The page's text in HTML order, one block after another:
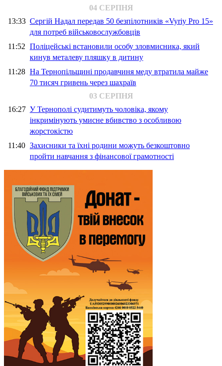
04 СЕРПНЯ
13:33 Сергій Надал передав 50 безпілотників «Vyriy Pro 15»
для потреб військовослужбовців
11:52 Поліцейські встановили особу зловмисника, який
кинув металеву пляшку в дитину
11:28 На Тернопільщині продавчиня меду втратила майже
70 тисяч гривень через шахраїв
03 СЕРПНЯ
16:27 У Тернополі судитимуть чоловіка, якому
інкримінують умисне вбивство з особливою
жорстокістю
11:40 Захисники та їхні родини можуть безкоштовно
пройти навчання з фінансової грамотності